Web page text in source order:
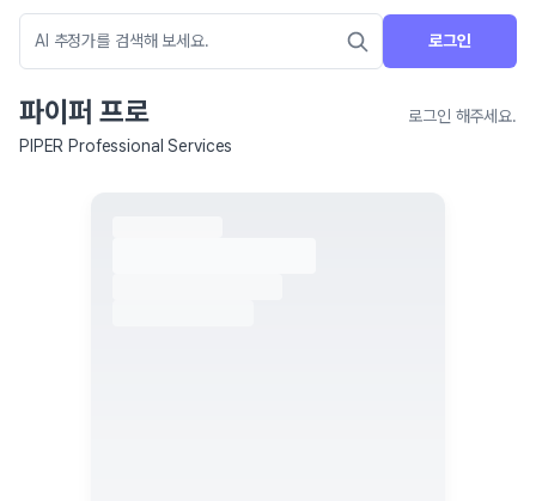
로그인
파이퍼 프로
로그인 해주세요.
PIPER Professional Services